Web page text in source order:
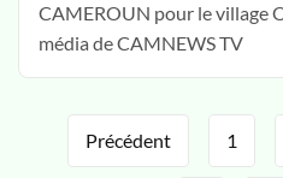
CAMEROUN pour le village
média de CAMNEWS TV
Précédent 1